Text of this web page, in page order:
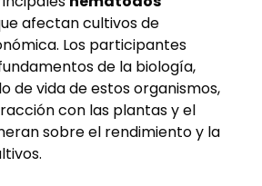
afectan cultivos de
Los participantes
de la biología,
de vida de estos organismos,
con las plantas y el
sobre el rendimiento y la